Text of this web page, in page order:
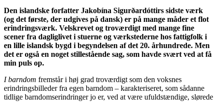
Den islandske forfatter Jakobína Sigurðardóttirs sidste værk
(og det første, der udgives på dansk) er på mange måder et flot
erindringsværk. Velskrevet og troværdigt med mange fine
scener fra dagliglivet i stuerne og værkstederne hos fattigfolk i
en lille islandsk bygd i begyndelsen af det 20. århundrede. Men
det er også en noget stillestående sag, som havde svært ved at få
min puls op.
I barndom fremstår i høj grad troværdigt som den voksnes
erindringsbilleder fra egen barndom – karakteriseret, som sådanne
tidlige barndomserindringer jo er, ved at være ufuldstændige, slørede